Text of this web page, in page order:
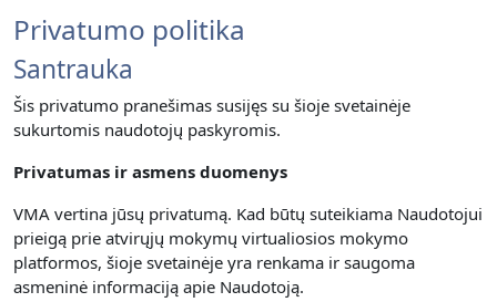
Privatumo politika
Santrauka
Šis privatumo pranešimas susijęs su šioje svetainėje
sukurtomis naudotojų paskyromis.
Privatumas ir asmens duomenys
VMA vertina jūsų privatumą. Kad būtų suteikiama Naudotojui
prieigą prie atvirųjų mokymų virtualiosios mokymo
platformos, šioje svetainėje yra renkama ir saugoma
asmeninė informaciją apie Naudotoją.